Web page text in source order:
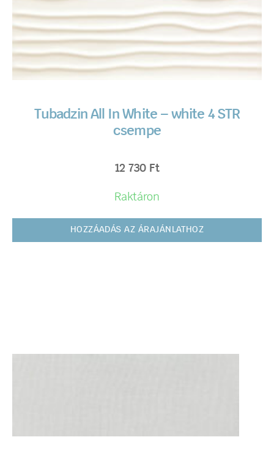
Tubadzin All In White – white 4 STR
csempe
12 730 Ft
Raktáron
HOZZÁADÁS AZ ÁRAJÁNLATHOZ